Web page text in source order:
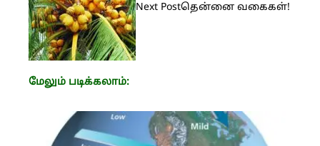
Next Postதென்னை வகைகள்!
மேலும் படிக்கலாம்: